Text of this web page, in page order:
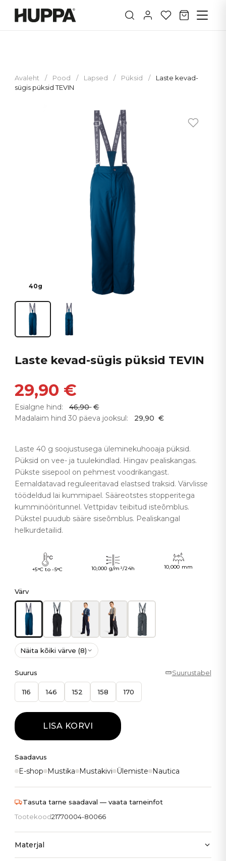
Avaleht / Pood / Lapsed / Püksid /
Laste kevad-
sügis püksid TEVIN
40g
Laste kevad-sügis püksid TEVIN
29,90 €
Esialgne hind: 46,90 €
Madalaim hind 30 päeva jooksul:
29,90 €
Laste 40 g soojustusega üleminekuhooaja püksid.
Püksid on vee- ja tuulekindlad. Hingav pealiskangas.
Pükste sisepool on pehmest voodrikangast.
Eemaldatavad reguleeritavad elastsed traksid. Värvlisse
töödeldud lai kummipael. Sääreotstes stopperitega
kumminööritunnel. Vettpidav teibitud isteõmblus.
Pükstel puudub sääre siseõmblus. Pealiskangal
helkurdetailid.
+5°C to -5°C 10,000 g/m²/24h 10,000 mm
Värv
Näita kõiki värve (8)
Suurus Suurustabel
116 146 152 158 170
LISA KORVI
Saadavus
E-shop Mustika Mustakivi Ülemiste Nautica
Tasuta tarne saadaval — vaata tarneinfot
Tootekood21770004-80066
Materjal